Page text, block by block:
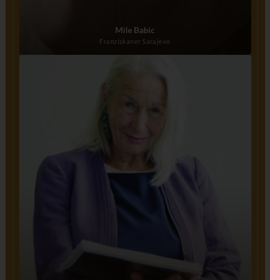
Mile Babic
Franziskaner Sarajevo